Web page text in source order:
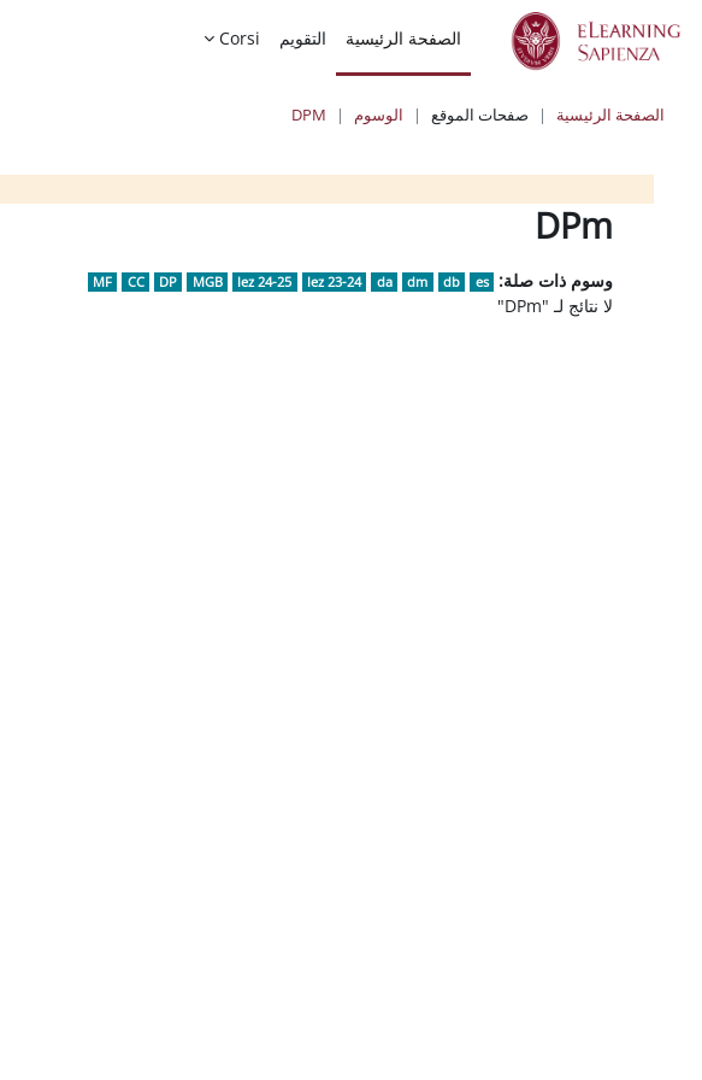
تخطى إلى المحتوى الرئيسي
الصفحة الرئيسية
التقويم Corsi
الصفحة الرئيسية صفحات الموقع الوسوم DPM
الكتل
الكتلDPm
وسوم ذات صلة: es
db
dm
da
lez 23-24
lez 24-25
MGB
DP
CC
MF
لا نتائج لـ "DPm"